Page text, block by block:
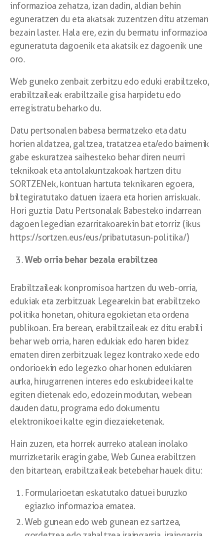
informazioa zehatza, izan dadin, aldian behin
eguneratzen du eta akatsak zuzentzen ditu atzeman
bezain laster. Hala ere, ezin du bermatu informazioa
eguneratuta dagoenik eta akatsik ez dagoenik une
oro.
Web guneko zenbait zerbitzu edo eduki erabiltzeko,
erabiltzaileak erabiltzaile gisa harpidetu edo
erregistratu beharko du.
Datu pertsonalen babesa bermatzeko eta datu
horien aldatzea, galtzea, tratatzea eta/edo baimenik
gabe eskuratzea saihesteko behar diren neurri
teknikoak eta antolakuntzakoak hartzen ditu
SORTZENek, kontuan hartuta teknikaren egoera,
biltegiratutako datuen izaera eta horien arriskuak.
Hori guztia Datu Pertsonalak Babesteko indarrean
dagoen legedian ezarritakoarekin bat etorriz (ikus
https://sortzen.eus/eus/pribatutasun-politika/)
Web orria behar bezala erabiltzea
Erabiltzaileak konpromisoa hartzen du web-orria,
edukiak eta zerbitzuak Legearekin bat erabiltzeko
politika honetan, ohitura egokietan eta ordena
publikoan. Era berean, erabiltzaileak ez ditu erabili
behar web orria, haren edukiak edo haren bidez
ematen diren zerbitzuak legez kontrako xede edo
ondorioekin edo legezko ohar honen edukiaren
aurka, hirugarrenen interes edo eskubideei kalte
egiten dietenak edo, edozein modutan, webean
dauden datu, programa edo dokumentu
elektronikoei kalte egin diezaieketenak.
Hain zuzen, eta horrek aurreko atalean inolako
murrizketarik eragin gabe, Web Gunea erabiltzen
den bitartean, erabiltzaileak betebehar hauek ditu:
Formularioetan eskatutako datuei buruzko
egiazko informazioa ematea.
Web gunean edo web gunean ez sartzea,